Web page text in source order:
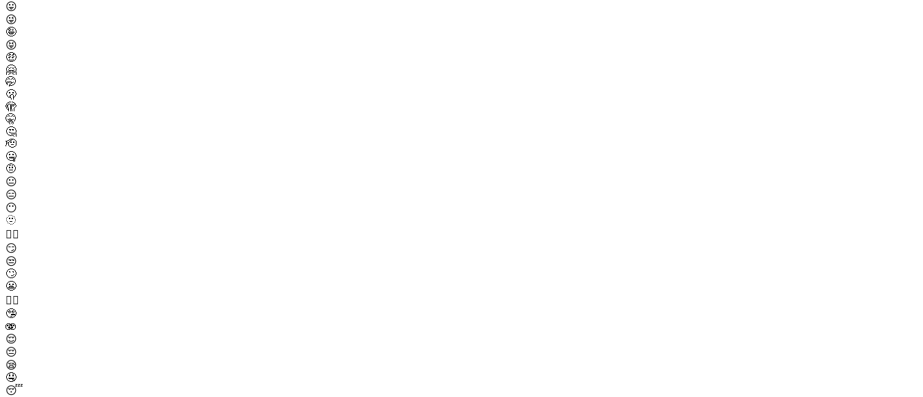
😛
😜
🤪
😝
🤑
🤗
🤭
🫢
🫣
🤫
🤔
🫡
🤐
🤨
😐
😑
😶
🫥
😶‍🌫️
😏
😒
🙄
😬
😮‍💨
🤥
🫨
😌
😔
😪
🤤
😴